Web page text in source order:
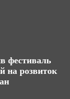
фестиваль
на розвиток